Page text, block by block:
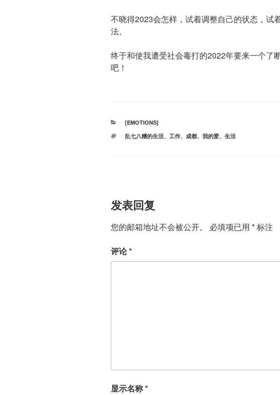
不晓得2023会怎样，试着调整自己的状态，试
法。
终于和使我遭受社会毒打的2022年要来一个了
吧！
分
[EMOTIONS]
标
乱七八糟的生活、 工作、 成都、 我的爱、 生活
发表回复
您的邮箱地址不会被公开。 必填项已用 *标注
评论*
显示名称*